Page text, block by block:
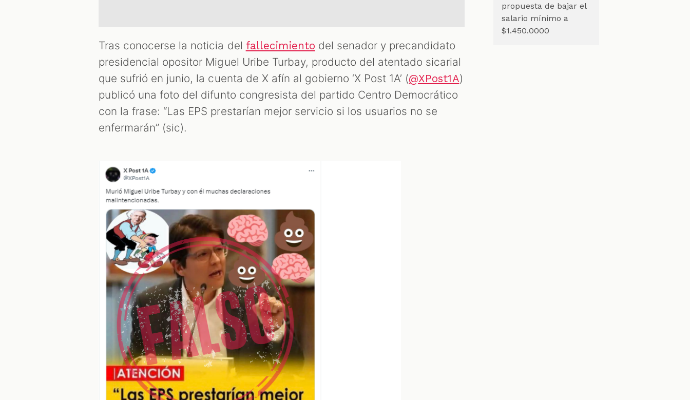
Tras conocerse la noticia del fallecimiento del senador y precandidato
presidencial opositor Miguel Uribe Turbay, producto del atentado sicarial
que sufrió en junio, la cuenta de X afín al gobierno ‘X Post 1A’ (@XPost1A)
publicó una foto del difunto congresista del partido Centro Democrático
con la frase: “Las EPS prestarían mejor servicio si los usuarios no se
enfermarán” (sic).
propuesta de bajar el
salario mínimo a
$1.450.0000